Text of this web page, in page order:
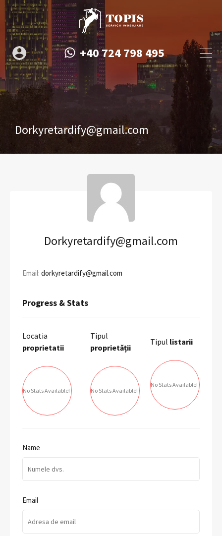
+40 724 798 495
Dorkyretardify@gmail.com
Dorkyretardify@gmail.com
Email: dorkyretardify@gmail.com
Progress & Stats
Locatia
proprietatii
No Stats Available!
Tipul
proprietății
No Stats Available!
Tipul listarii
No Stats Available!
Name
Email